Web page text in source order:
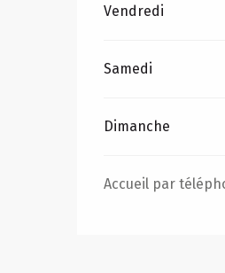
Vendredi
Samedi
Dimanche
Accueil par